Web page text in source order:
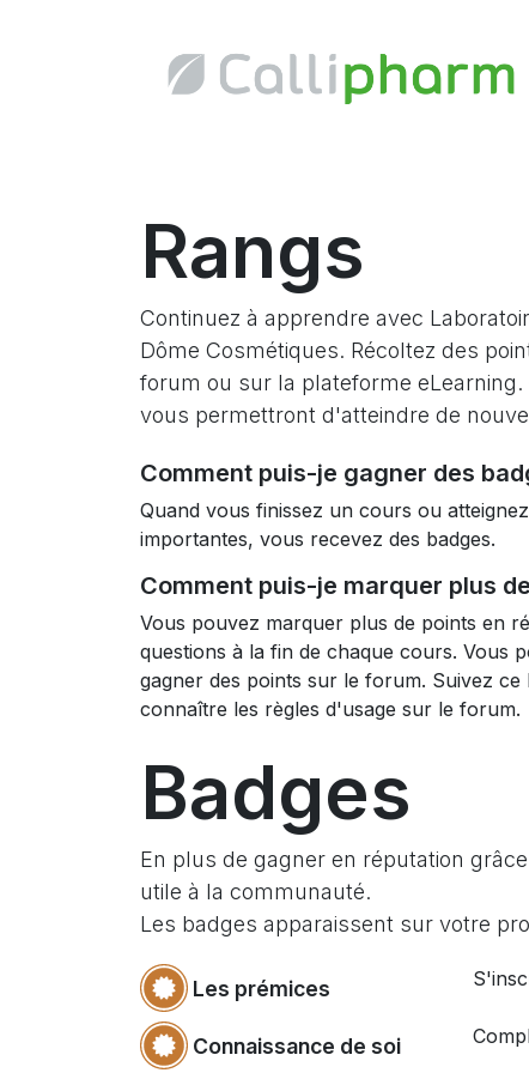
Rangs
Continuez à apprendre avec
Dôme Cosmétiques. Récoltez des
forum ou sur la plateforme eLearning.
vous permettront d'atteindre de
Comment puis-je gagner des
Quand vous finissez un cours ou
importantes, vous recevez des badges.
Comment puis-je marquer plus
Vous pouvez marquer plus de points en
questions à la fin de chaque cours. Vous
gagner des points sur le forum. Suivez ce
connaître les règles d'usage sur le forum.
Badges
En plus de gagner en réputation
utile à la communauté.
Les badges apparaissent sur votre
Les prémices
Connaissance de soi